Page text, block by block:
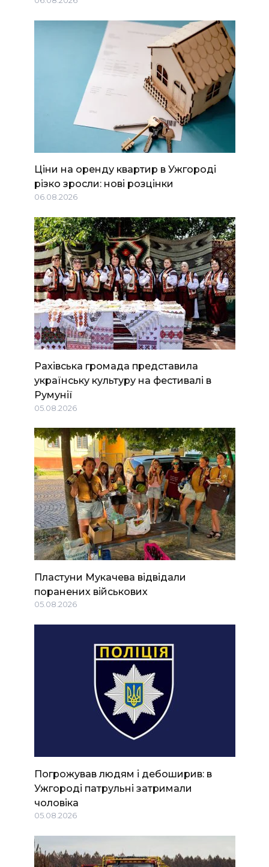
Ціни на оренду квартир в Ужгороді
різко зросли: нові розцінки
06.08.2026
Рахівська громада представила
українську культуру на фестивалі в
Румунії
05.08.2026
Пластуни Мукачева відвідали
поранених військових
05.08.2026
Погрожував людям і дебоширив: в
Ужгороді патрульні затримали
чоловіка
05.08.2026